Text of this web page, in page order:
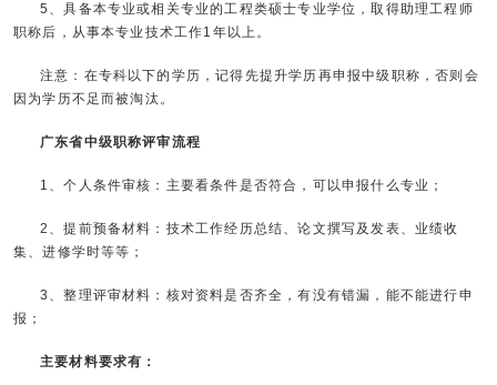
5、具备本专业或相关专业的工程类硕士专业学位，取得助理工程师
职称后，从事本专业技术工作1年以上。
注意：在专科以下的学历，记得先提升学历再申报中级职称，否则会
因为学历不足而被淘汰。
广东省中级职称评审流程
1、个人条件审核：主要看条件是否符合，可以申报什么专业；
2、提前预备材料：技术工作经历总结、论文撰写及发表、业绩收
集、进修学时等等；
3、整理评审材料：核对资料是否齐全，有没有错漏，能不能进行申
报；
主要材料要求有：